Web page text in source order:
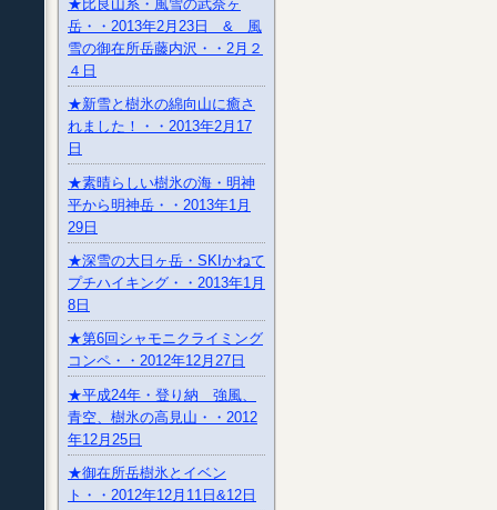
★比良山系・風雪の武奈ヶ
岳・・2013年2月23日 & 風
雪の御在所岳藤内沢・・2月２
４日
★新雪と樹氷の綿向山に癒さ
れました！・・2013年2月17
日
★素晴らしい樹氷の海・明神
平から明神岳・・2013年1月
29日
★深雪の大日ヶ岳・SKIかねて
プチハイキング・・2013年1月
8日
★第6回シャモニクライミング
コンペ・・2012年12月27日
★平成24年・登り納 強風、
青空、樹氷の高見山・・2012
年12月25日
★御在所岳樹氷とイベン
ト・・2012年12月11日&12日